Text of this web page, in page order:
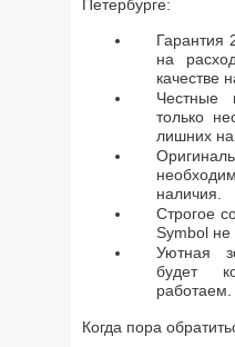
Петербурге:
Гарантия
на
качестве
Честные
только
лишних
наличия.
Строгое
Symbol не
Уютная
будет
работаем.
Когда пора